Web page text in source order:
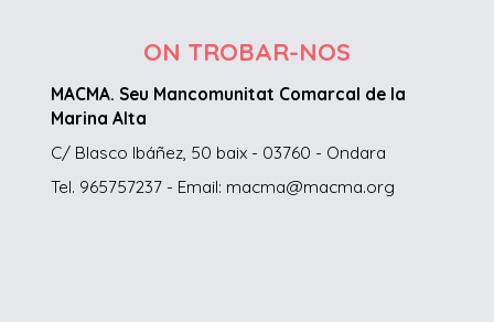
ON TROBAR-NOS
MACMA. Seu Mancomunitat Comarcal de la
Marina Alta
C/ Blasco Ibáñez, 50 baix - 03760 - Ondara
Tel. 965757237 - Email: macma@macma.org